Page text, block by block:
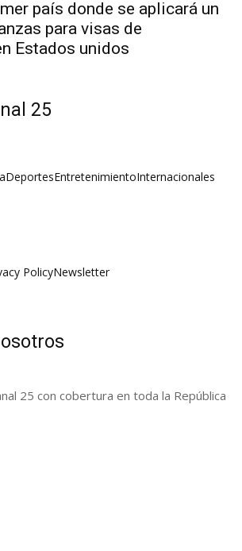
país donde se aplicará un
para visas de
Estados unidos
25
DeportesEntretenimientoInternacionales
PolicyNewsletter
25 con cobertura en toda la República